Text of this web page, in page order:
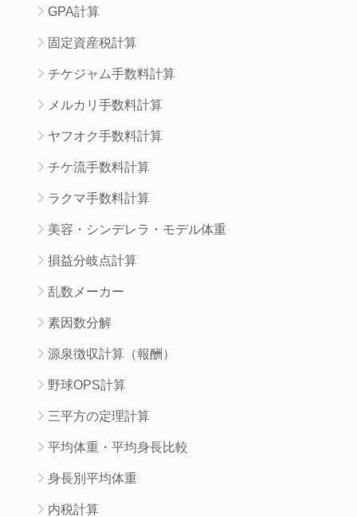
GPA計算
固定資産税計算
チケジャム手数料計算
メルカリ手数料計算
ヤフオク手数料計算
チケ流手数料計算
ラクマ手数料計算
美容・シンデレラ・モデル体重
損益分岐点計算
乱数メーカー
素因数分解
源泉徴収計算（報酬）
野球OPS計算
三平方の定理計算
平均体重・平均身長比較
身長別平均体重
内税計算